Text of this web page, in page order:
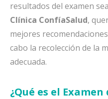
resultados del examen
Clínica ConfíaSalud,
mejores
cabo la recolección de la
adecuada.
¿Qué es el